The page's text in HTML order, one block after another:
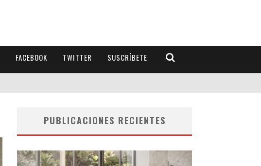
FACEBOOK TWITTER SUSCRÍBETE
PUBLICACIONES RECIENTES